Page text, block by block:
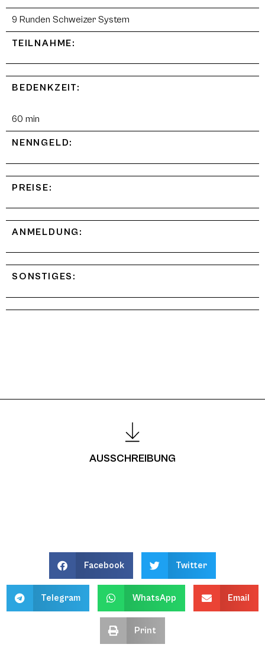
9 Runden Schweizer System
TEILNAHME:
BEDENKZEIT:
60 min
NENNGELD:
PREISE:
ANMELDUNG:
SONSTIGES:
AUSSCHREIBUNG
Facebook Twitter
Telegram WhatsApp Email
Print